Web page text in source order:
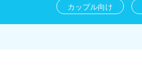
カップル向け